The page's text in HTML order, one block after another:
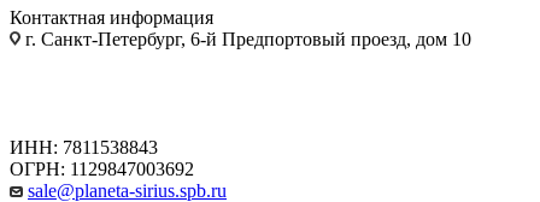
Контактная информация
г. Санкт-Петербург, 6-й Предпортовый проезд, дом 10
ИНН: 7811538843
ОГРН: 1129847003692
sale@planeta-sirius.spb.ru